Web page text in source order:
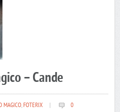
– Cande
MAGICO,FOTERIX 0